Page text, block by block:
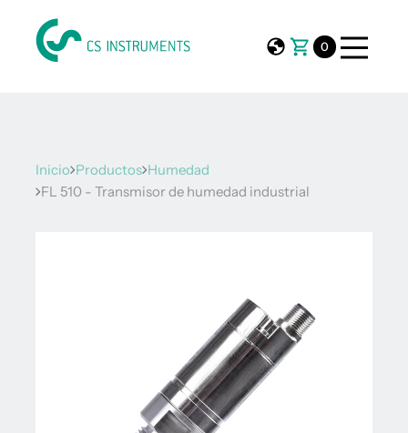
0
Inicio Productos Humedad
FL 510 - Transmisor de humedad industrial